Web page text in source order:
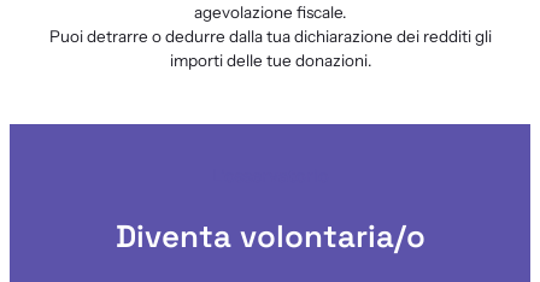
agevolazione fiscale.
Puoi detrarre o dedurre dalla tua dichiarazione dei redditi gli
importi delle tue donazioni.
Diventa volontaria/o